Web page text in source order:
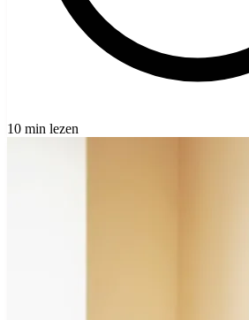
10 min lezen